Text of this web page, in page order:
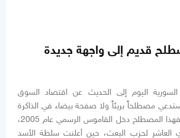
قديم إلى واجهة جديدة
اليوم إلى الحديث عن اقتصاد السوق
تستدعي مصطلحاً بريئاً ولا صفحة بيضاء في الذاكرة
الاقتصادية السورية. فهذا المصطلح دخل القاموس الرسمي عام 2005،
العاشر لحزب البعث، حين أعلنت سلطة الأسد